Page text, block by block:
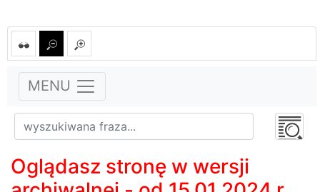
MENU
Oglądasz stronę w wersji